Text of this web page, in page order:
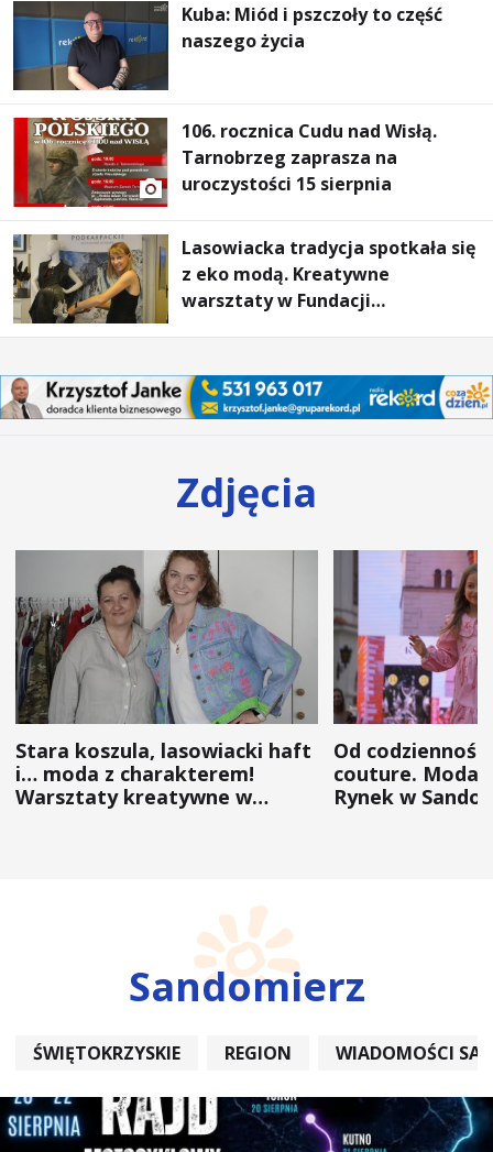
Kuba: Miód i pszczoły to część
naszego życia
106. rocznica Cudu nad Wisłą.
Tarnobrzeg zaprasza na
uroczystości 15 sierpnia
Lasowiacka tradycja spotkała się
z eko modą. Kreatywne
warsztaty w Fundacji
Zdjęcia
Stara koszula, lasowiacki haft
i… moda z charakterem!
Warsztaty kreatywne w
Od
couture. Moda
Rynek w
Sandomierz
ŚWIĘTOKRZYSKIE REGION WIADOMOŚCI